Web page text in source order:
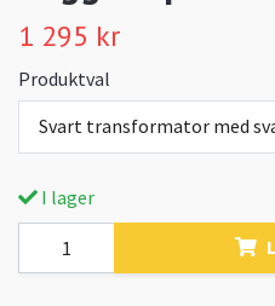
1 295 kr
Produktval
Svart transformator med
I lager